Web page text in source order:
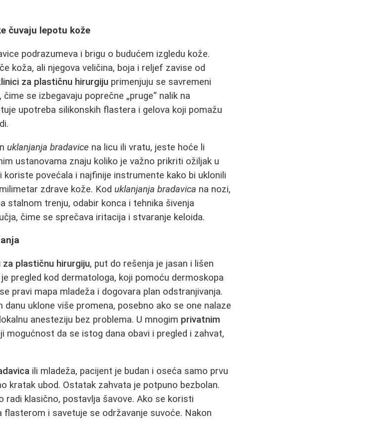
čuvaju lepotu kože
podrazumeva i brigu o budućem izgledu kože.
koža, ali njegova veličina, boja i reljef zavise od
za plastičnu hirurgiju primenjuju se savremeni
se izbegavaju poprečne „pruge“ nalik na
upotreba silikonskih flastera i gelova koji pomažu
uklanjanja bradavice na licu ili vratu, jeste hoće li
ustanovama znaju koliko je važno prikriti ožiljak u
koriste povećala i najfinije instrumente kako bi uklonili
zdrave kože. Kod uklanjanja bradavica na nozi,
stalnom trenju, odabir konca i tehnika šivenja
čime se sprečava iritacija i stvaranje keloida.
za plastičnu hirurgiju, put do rešenja je jasan i lišen
pregled kod dermatologa, koji pomoću dermoskopa
pravi mapa mladeža i dogovara plan odstranjivanja.
uklone više promena, posebno ako se one nalaze
anesteziju bez problema. U mnogim privatnim
mogućnost da se istog dana obavi i pregled i zahvat,
ili mladeža, pacijent je budan i oseća samo prvu
kratak ubod. Ostatak zahvata je potpuno bezbolan.
radi klasično, postavlja šavove. Ako se koristi
i savetuje se održavanje suvoće. Nakon